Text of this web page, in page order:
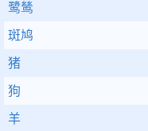
鹭鸶
斑鸠
猪
狗
羊